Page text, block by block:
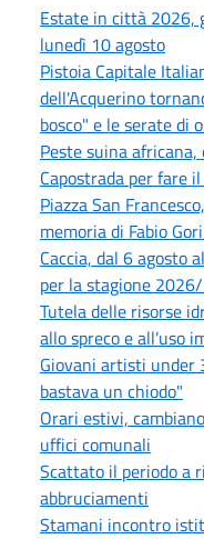
Estate in città 2026,
lunedì 10 agosto
Pistoia Capitale
dell'Acquerino
bosco" e le serate di
Peste suina
Capostrada per fare
Piazza San
memoria di Fabio
Caccia, dal 6 agosto
per la stagione
Tutela delle risorse
allo spreco e all’uso
Giovani artisti under
bastava un chiodo"
Orari estivi,
uffici comunali
Scattato il periodo a
abbruciamenti
Stamani incontro